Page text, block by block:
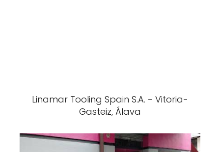
Linamar Tooling Spain S.A. - Vitoria-
Gasteiz, Álava